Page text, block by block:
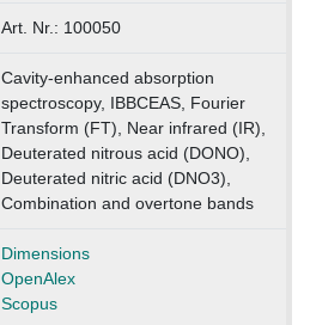
Art. Nr.: 100050
Cavity-enhanced absorption
spectroscopy, IBBCEAS, Fourier
Transform (FT), Near infrared (IR),
Deuterated nitrous acid (DONO),
Deuterated nitric acid (DNO3),
Combination and overtone bands
Dimensions
OpenAlex
Scopus